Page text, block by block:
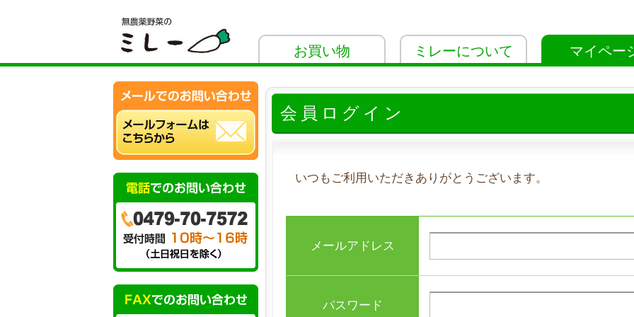
お買い物 ミレーについて マイペー
会員ログイン
いつもご利用いただきありがとうございます。
メールアドレス
パスワード